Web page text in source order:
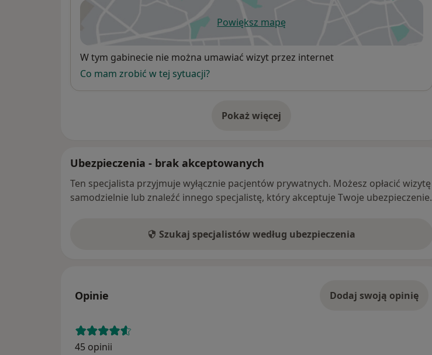
Przy zapisywaniu się na wizytę do Placówki PROFEMED bardzo proszę o podanie
daty urodzenia lub numeru PESEL pacjenta.
Powiększ mapęotwiera się w nowej karcie
Dostępność
W tym gabinecie nie można umawiać wizyt przez internet
Co mam zrobić w tej sytuacji?
Pokaż więcej
o adresie
Ubezpieczenia - brak akceptowanych
Ten specjalista przyjmuje wyłącznie pacjentów prywatnych. Możesz opłacić wizytę
samodzielnie lub znaleźć innego specjalistę, który akceptuje Twoje ubezpieczenie.
Szukaj specjalistów według ubezpieczenia
Opinie Dodaj swoją opinię
45 opinii